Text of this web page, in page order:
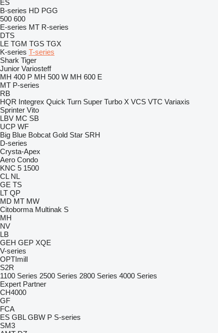
ES
B-series HD PGG
500 600
E-series MT R-series
DTS
LE TGM TGS TGX
K-series T-series
Shark Tiger
Junior Variosteff
MH 400 P MH 500 W MH 600 E
MT P-series
RB
HQR Integrex Quick Turn Super Turbo X VCS VTC Variaxis
Sprinter Vito
LBV MC SB
UCP WF
Big Blue Bobcat Gold Star SRH
D-series
Crysta-Apex
Aero Condo
KNC 5 1500
CL NL
GE TS
LT QP
MD MT MW
Citoborma Multinak S
MH
NV
LB
GEH GEP XQE
V-series
OPTImill
S2R
1100 Series 2500 Series 2800 Series 4000 Series
Expert Partner
CH4000
GF
FCA
ES GBL GBW P S-series
SM3